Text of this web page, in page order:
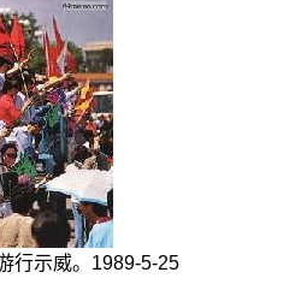
行示威。1989-5-25